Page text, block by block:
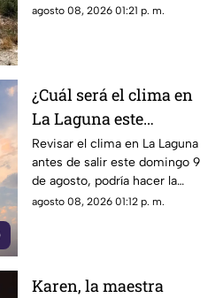
hogar. Tras ser buscado por su
agosto 08, 2026 01:21 p. m.
¿Cuál será el clima en
La Laguna este
domingo 9 de agosto
2026?
Revisar el clima en La Laguna
antes de salir este domingo 9
de agosto, podría hacer la
diferencia entre un día
agosto 08, 2026 01:12 p. m.
Karen, la maestra